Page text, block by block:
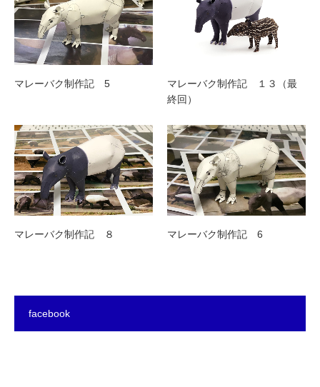
マレーバク制作記 5
マレーバク制作記 １３（最
終回）
マレーバク制作記 ８ マレーバク制作記 6
facebook